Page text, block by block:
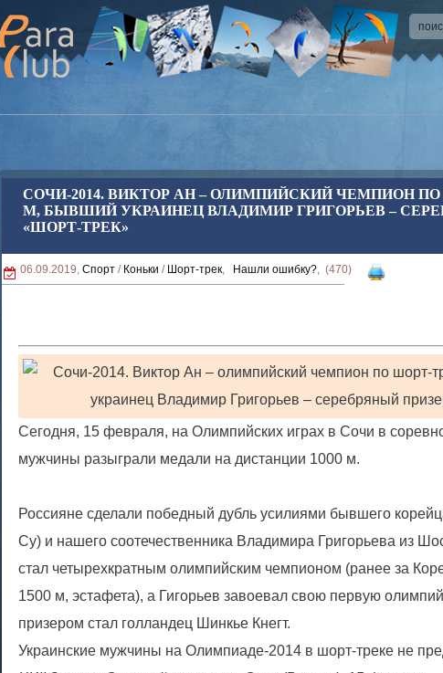
СОЧИ-2014. ВИКТОР АН – ОЛИМПИЙСКИЙ ЧЕМПИОН ПО
М, БЫВШИЙ УКРАИНЕЦ ВЛАДИМИР ГРИГОРЬЕВ –
«ШОРТ-ТРЕК»
06.09.2019, Спорт / Коньки / Шорт-трек, Нашли ошибку?, (470)
Сегодня, 15 февраля, на Олимпийских играх в Сочи в
мужчины разыграли медали на дистанции 1000 м.
Россияне сделали победный дубль усилиями бывшего
Су) и нашего соотечественника Владимира Григорьева из
стал четырехкратным олимпийским чемпионом (ранее за
1500 м, эстафета), а Гигорьев завоевал свою первую
призером стал голландец Шинкье Кнегт.
Украинские мужчины на Олимпиаде-2014 в шорт-треке не